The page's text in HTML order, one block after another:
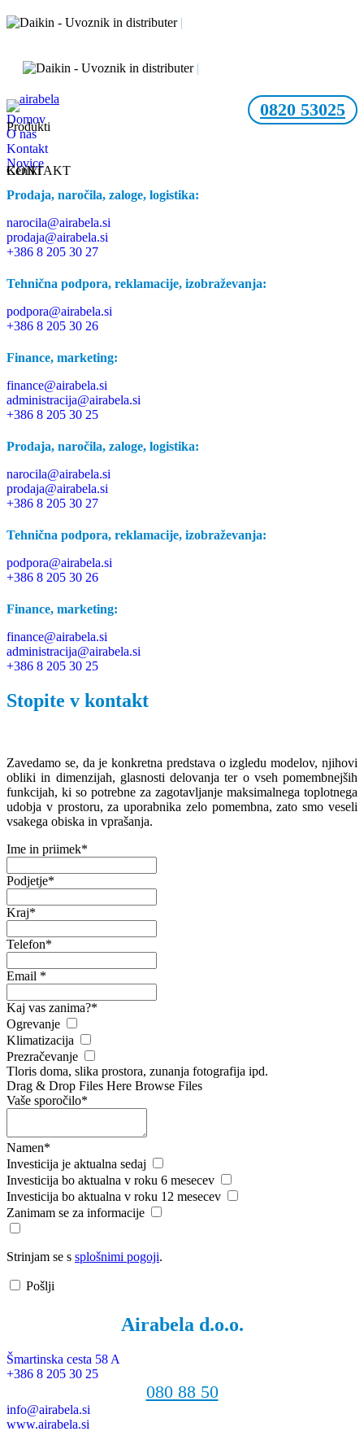
|
|
0820 53025
Domov
Produkti
O nas
Kontakt
Novice
Ceniki
KONTAKT
Prodaja, naročila, zaloge, logistika:
narocila@airabela.si
prodaja@airabela.si
+386 8 205 30 27
Tehnična podpora, reklamacije, izobraževanja:
podpora@airabela.si
+386 8 205 30 26
Finance, marketing:
finance@airabela.si
administracija@airabela.si
+386 8 205 30 25
Prodaja, naročila, zaloge, logistika:
narocila@airabela.si
prodaja@airabela.si
+386 8 205 30 27
Tehnična podpora, reklamacije, izobraževanja:
podpora@airabela.si
+386 8 205 30 26
Finance, marketing:
finance@airabela.si
administracija@airabela.si
+386 8 205 30 25
Stopite v kontakt
Zavedamo se, da je konkretna predstava o izgledu modelov, njihovi
obliki in dimenzijah, glasnosti delovanja ter o vseh pomembnejših
funkcijah, ki so potrebne za zagotavljanje maksimalnega toplotnega
udobja v prostoru, za uporabnika zelo pomembna, zato smo veseli
vsakega obiska in vprašanja.
Ime in priimek*
Podjetje*
Kraj*
Telefon*
Email *
Kaj vas zanima?*
Ogrevanje
Klimatizacija
Prezračevanje
Tloris doma, slika prostora, zunanja fotografija ipd.
Drag & Drop Files Here Browse Files
Vaše sporočilo*
Namen*
Investicija je aktualna sedaj
Investicija bo aktualna v roku 6 mesecev
Investicija bo aktualna v roku 12 mesecev
Zanimam se za informacije
Strinjam se s splošnimi pogoji.
Pošlji
Airabela d.o.o.
Šmartinska cesta 58 A
+386 8 205 30 25
080 88 50
info@airabela.si
www.airabela.si